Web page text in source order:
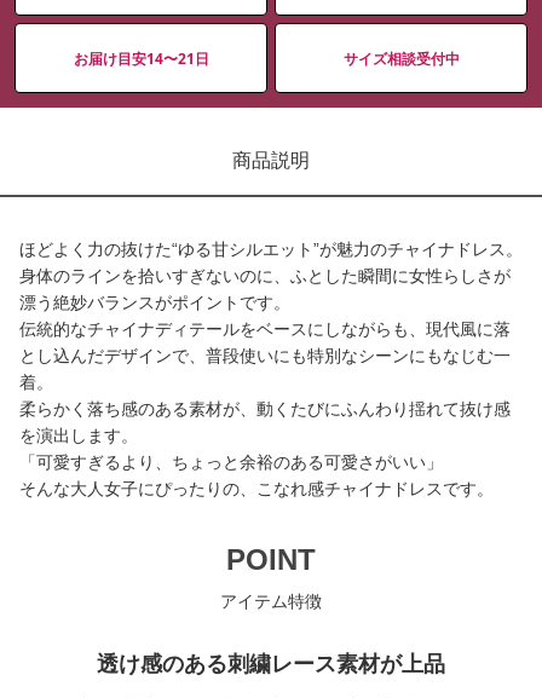
お届け目安14〜21日 サイズ相談受付中
商品説明
ほどよく力の抜けた“ゆる甘シルエット”が魅力のチャイナドレス。
身体のラインを拾いすぎないのに、ふとした瞬間に女性らしさが
漂う絶妙バランスがポイントです。
伝統的なチャイナディテールをベースにしながらも、現代風に落
とし込んだデザインで、普段使いにも特別なシーンにもなじむ一
着。
柔らかく落ち感のある素材が、動くたびにふんわり揺れて抜け感
を演出します。
「可愛すぎるより、ちょっと余裕のある可愛さがいい」
そんな大人女子にぴったりの、こなれ感チャイナドレスです。
POINT
アイテム特徴
透け感のある刺繍レース素材が上品